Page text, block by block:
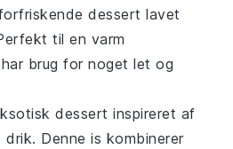
dessert lavet
til en varm
brug for noget let og
dessert inspireret af
Denne is kombinerer